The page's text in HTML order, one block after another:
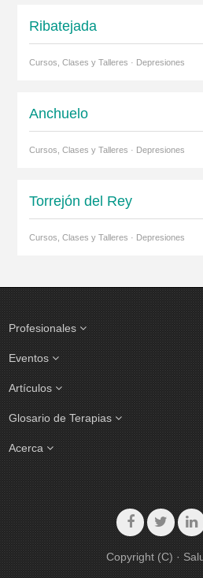
Ribatejada
Cursos, Clases y Talleres · Depresiones
Anchuelo
Cursos, Clases y Talleres · Depresiones
Torrejón del Rey
Cursos, Clases y Talleres · Depresiones
Profesionales
Eventos
Artículos
Glosario de Terapias
Acerca
Copyright (C) ·